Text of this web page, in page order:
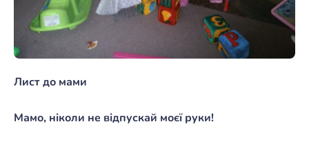
Лист до мами
Мамо, ніколи не відпускай моєї руки!